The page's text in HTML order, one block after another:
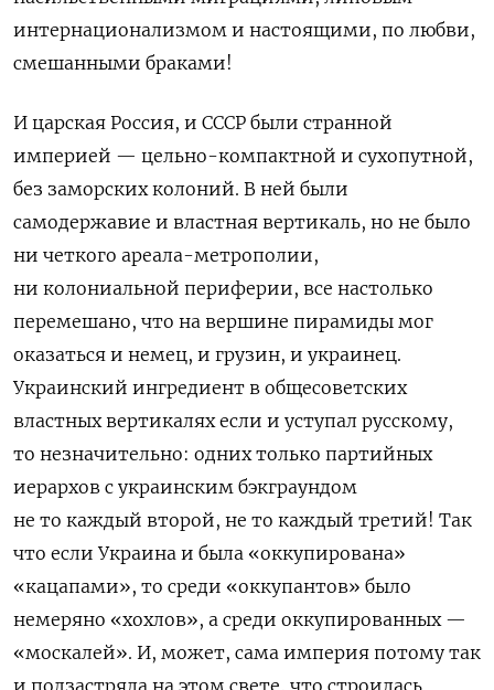
интернационализмом и настоящими, по любви,
смешанными браками!
И царская Россия, и СССР были странной
империей — цельно-компактной и сухопутной,
без заморских колоний. В ней были
самодержавие и властная вертикаль, но не было
ни четкого ареала-метрополии,
ни колониальной периферии, все настолько
перемешано, что на вершине пирамиды мог
оказаться и немец, и грузин, и украинец.
Украинский ингредиент в общесоветских
властных вертикалях если и уступал русскому,
то незначительно: одних только партийных
иерархов с украинским бэкграундом
не то каждый второй, не то каждый третий! Так
что если Украина и была «оккупирована»
«кацапами», то среди «оккупантов» было
немеряно «хохлов», а среди оккупированных —
«москалей». И, может, сама империя потому так
и подзастряла на этом свете, что строилась